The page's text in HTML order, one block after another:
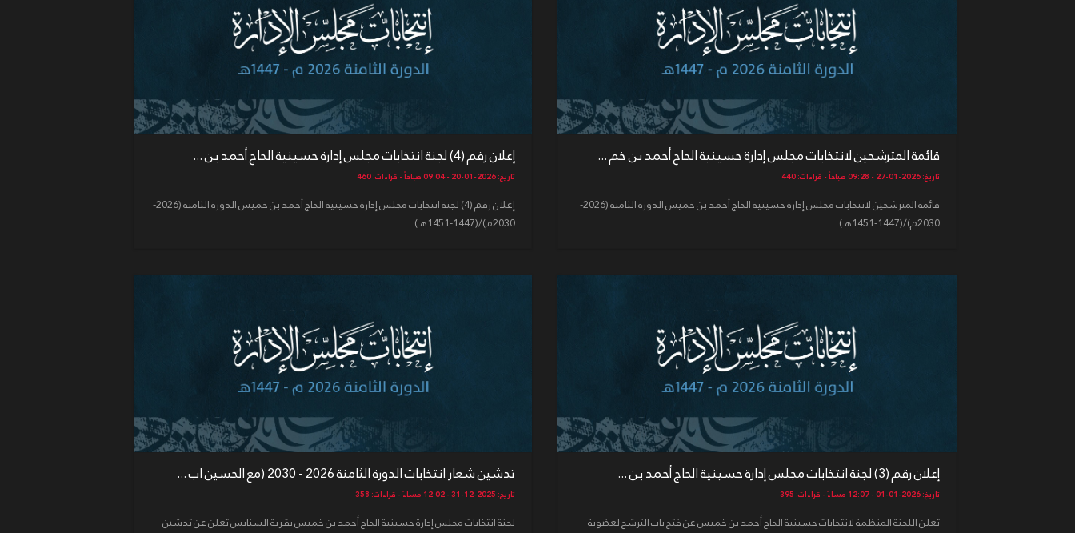
قائمة المترشحين لانتخابات مجلس إدارة حسينية الحاج أحمد بن خم ...
تاريخ: 2026-01-27 - 09:28 صباحاً - قراءات: 440
قائمة المترشحين لانتخابات مجلس إدارة حسينية الحاج أحمد بن خميس الدورة الثامنة (2026-
2030م)/(1447-1451هـ)...
إعلان رقم (4) لجنة انتخابات مجلس إدارة حسينية الحاج أحمد بن ...
تاريخ: 2026-01-20 - 09:04 صباحاً - قراءات: 460
إعلان رقم (4) لجنة انتخابات مجلس إدارة حسينية الحاج أحمد بن خميس الدورة الثامنة (2026-
2030م)/(1447-1451هـ)...
إعلان رقم (3) لجنة انتخابات مجلس إدارة حسينية الحاج أحمد بن ...
تاريخ: 2026-01-01 - 12:07 مساءً - قراءات: 395
تعلن اللجنة المنظمة لانتخابات حسينية الحاج أحمد بن خميس عن فتح باب الترشح لعضوية
تدشين شعار انتخابات الدورة الثامنة 2026 - 2030 (مع الحسين اب ...
تاريخ: 2025-12-31 - 12:02 مساءً - قراءات: 358
لجنة انتخابات مجلس إدارة حسينية الحاج أحمد بن خميس بقرية السنابس تعلن عن تدشين